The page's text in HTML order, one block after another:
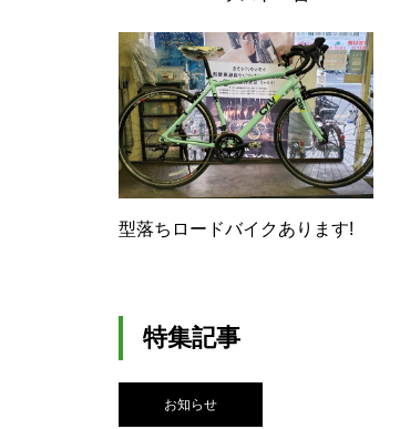
型落ちロードバイクあります!
特集記事
お知らせ